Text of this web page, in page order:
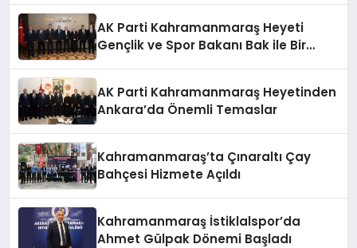
AK Parti Kahramanmaraş Heyeti
Gençlik ve Spor Bakanı Bak ile Bir
AK Parti Kahramanmaraş Heyetinden
Ankara’da Önemli Temaslar
Kahramanmaraş’ta Çınaraltı Çay
Bahçesi Hizmete Açıldı
Kahramanmaraş İstiklalspor’da
Ahmet Gülpak Dönemi Başladı